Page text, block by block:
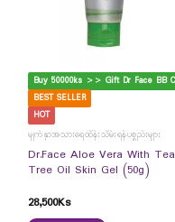
BEST SELLER
HOT
မျက်နှာအသားရေထိန်းသိမ်းရန်ပစ္စည်းများ
Dr.Face Aloe Vera With Tea
Tree Oil Skin Gel (50g)
28,500Ks